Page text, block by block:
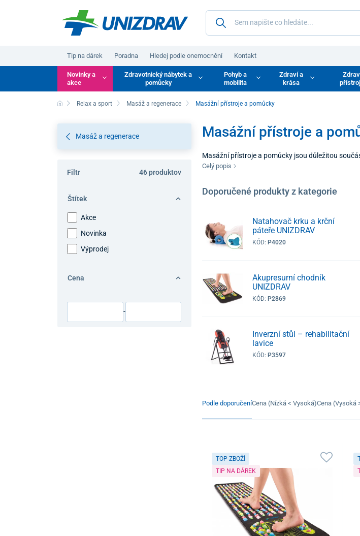
Tip na dárek Poradna Hledej podle onemocnění Kontakt
Novinky a
akce
Zdravotnický nábytek a
pomůcky
Pohyb a
mobilita
Zdraví a
krása
Relax a sport Masáž a regenerace Masážní přístroje a pomůcky
Masáž a regenerace
Filtr 46 produktov
Štítek
Akce
Novinka
Výprodej
Cena
-
Masážní přístroje a
Masážní přístroje a pomůcky jsou důležitou
mechanické a elektrické stimulace k uvolnění
zatížení.
Celý popis
Doporučené produkty z kategorie
Natahovač krku a krční
páteře UNIZDRAV
KÓD: P4020
Akupresurní chodník
UNIZDRAV
KÓD: P2869
Inverzní stůl – rehabilitační
lavice
KÓD: P3597
Podle doporučeníCena (Nízká < Vysoká)Cena (Vysoká
TOP ZBOŽÍ
TIP NA DÁREK